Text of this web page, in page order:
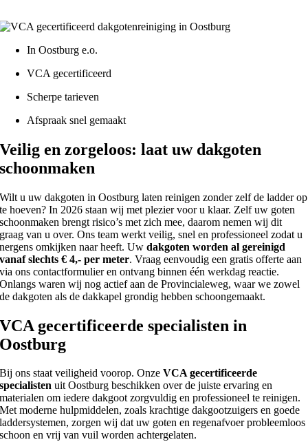
In Oostburg e.o.
VCA gecertificeerd
Scherpe tarieven
Afspraak snel gemaakt
Veilig en zorgeloos: laat uw dakgoten
schoonmaken
Wilt u uw dakgoten in Oostburg laten reinigen zonder zelf de ladder op
te hoeven? In 2026 staan wij met plezier voor u klaar. Zelf uw goten
schoonmaken brengt risico’s met zich mee, daarom nemen wij dit
graag van u over. Ons team werkt veilig, snel en professioneel zodat u
nergens omkijken naar heeft. Uwdakgoten worden al gereinigd
vanaf slechts € 4,- per meter. Vraag eenvoudig een gratis offerte aan
via ons contactformulier en ontvang binnen één werkdag reactie.
Onlangs waren wij nog actief aan de Provincialeweg, waar we zowel
de dakgoten als de dakkapel grondig hebben schoongemaakt.
VCA gecertificeerde specialisten in
Oostburg
Bij ons staat veiligheid voorop. OnzeVCA gecertificeerde
specialisten uit Oostburg beschikken over de juiste ervaring en
materialen om iedere dakgoot zorgvuldig en professioneel te reinigen.
Met moderne hulpmiddelen, zoals krachtige dakgootzuigers en goede
laddersystemen, zorgen wij dat uw goten en regenafvoer probleemloos
schoon en vrij van vuil worden achtergelaten.